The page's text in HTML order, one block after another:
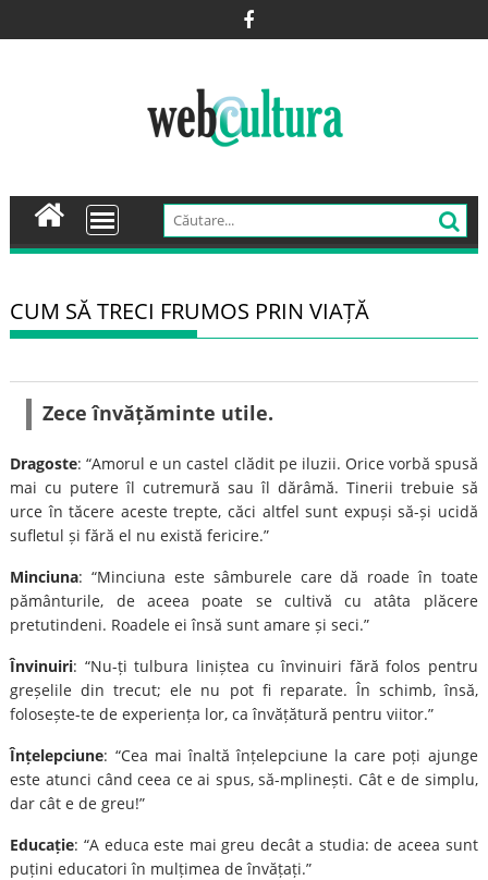
to
CUM SĂ TRECI FRUMOS PRIN VIAȚĂ
Zece învățăminte utile.
Dragoste: “Amorul e un castel clădit pe iluzii. Orice vorbă spusă
mai cu putere îl cutremură sau îl dărâmă. Tinerii trebuie să
urce în tăcere aceste trepte, căci altfel sunt expuși să-și ucidă
sufletul și fără el nu există fericire.”
Minciuna: “Minciuna este sâmburele care dă roade în toate
pământurile, de aceea poate se cultivă cu atâta plăcere
pretutindeni. Roadele ei însă sunt amare și seci.”
Învinuiri: “Nu-ți tulbura liniștea cu învinuiri fără folos pentru
greșelile din trecut; ele nu pot fi reparate. În schimb, însă,
folosește-te de experiența lor, ca învățătură pentru viitor.”
Înțelepciune: “Cea mai înaltă înțelepciune la care poți ajunge
este atunci când ceea ce ai spus, să-mplinești. Cât e de simplu,
dar cât e de greu!”
Educație: “A educa este mai greu decât a studia: de aceea sunt
puțini educatori în mulțimea de învățați.”